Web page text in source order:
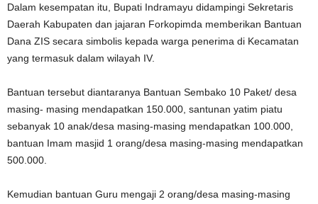
Dalam kesempatan itu, Bupati Indramayu didampingi Sekretaris
Daerah Kabupaten dan jajaran Forkopimda memberikan Bantuan
Dana ZIS secara simbolis kepada warga penerima di Kecamatan
yang termasuk dalam wilayah IV.
Bantuan tersebut diantaranya Bantuan Sembako 10 Paket/ desa
masing- masing mendapatkan 150.000, santunan yatim piatu
sebanyak 10 anak/desa masing-masing mendapatkan 100.000,
bantuan Imam masjid 1 orang/desa masing-masing mendapatkan
500.000.
Kemudian bantuan Guru mengaji 2 orang/desa masing-masing